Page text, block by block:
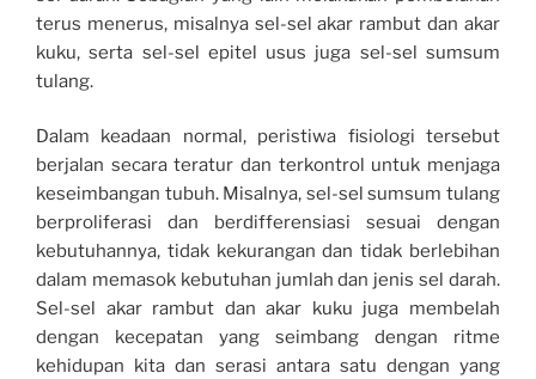
terus menerus, misalnya sel-sel akar rambut dan akar
kuku, serta sel-sel epitel usus juga sel-sel sumsum
tulang.
Dalam keadaan normal, peristiwa fisiologi tersebut
berjalan secara teratur dan terkontrol untuk menjaga
keseimbangan tubuh. Misalnya, sel-sel sumsum tulang
berproliferasi dan berdifferensiasi sesuai dengan
kebutuhannya, tidak kekurangan dan tidak berlebihan
dalam memasok kebutuhan jumlah dan jenis sel darah.
Sel-sel akar rambut dan akar kuku juga membelah
dengan kecepatan yang seimbang dengan ritme
kehidupan kita dan serasi antara satu dengan yang